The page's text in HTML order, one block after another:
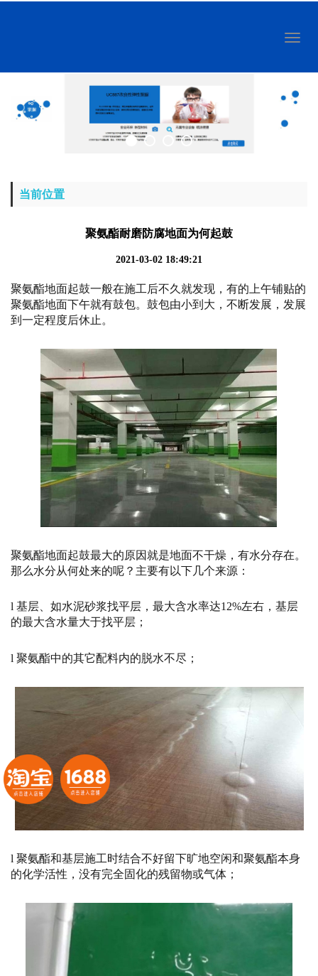
当前位置
聚氨酯耐磨防腐地面为何起鼓
2021-03-02 18:49:21
聚氨酯地面起鼓一般在施工后不久就发现，有的上午铺贴的
聚氨酯地面下午就有鼓包。鼓包由小到大，不断发展，发展
到一定程度后休止。
聚氨酯地面起鼓最大的原因就是地面不干燥，有水分存在。
那么水分从何处来的呢？主要有以下几个来源：
l 基层、如水泥砂浆找平层，最大含水率达12%左右，基层
的最大含水量大于找平层；
l 聚氨酯中的其它配料内的脱水不尽；
l 聚氨酯和基层施工时结合不好留下旷地空闲和聚氨酯本身
的化学活性，没有完全固化的残留物或气体；